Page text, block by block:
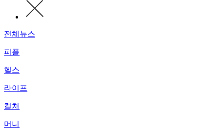
전체뉴스
피플
헬스
라이프
컬처
머니